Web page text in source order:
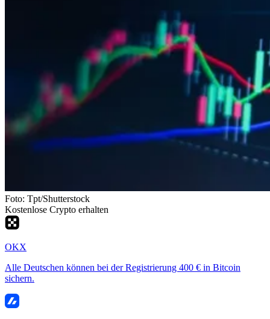
Foto: Tpt/Shutterstock
Kostenlose Crypto erhalten
OKX
Alle Deutschen können bei der Registrierung 400 € in Bitcoin
sichern.